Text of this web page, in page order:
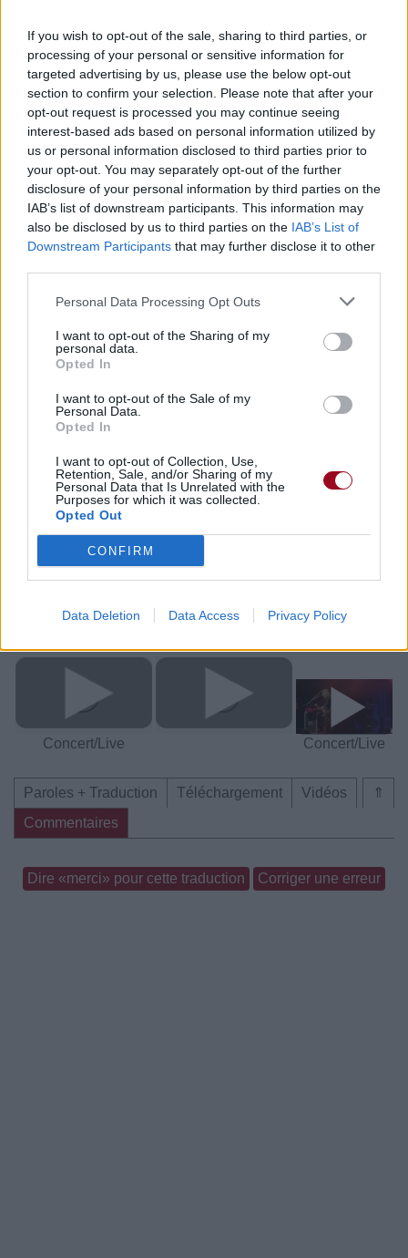
If you wish to opt-out of the sale, sharing to third parties, or
processing of your personal or sensitive information for
targeted advertising by us, please use the below opt-out
section to confirm your selection. Please note that after your
opt-out request is processed you may continue seeing
interest-based ads based on personal information utilized by
us or personal information disclosed to third parties prior to
your opt-out. You may separately opt-out of the further
disclosure of your personal information by third parties on the
IAB’s list of downstream participants. This information may
also be disclosed by us to third parties on the IAB’s List of
Downstream Participants that may further disclose it to other
Personal Data Processing Opt Outs
I want to opt-out of the Sharing of my
personal data.
Opted In
I want to opt-out of the Sale of my
Personal Data.
Opted In
I want to opt-out of Collection, Use,
Retention, Sale, and/or Sharing of my
Personal Data that Is Unrelated with the
Purposes for which it was collected.
Opted Out
CONFIRM
Data Deletion Data Access Privacy Policy
Publié parmeli melo 8888 3 3 5 le 12 février 2016 à
22h25.
Chanteurs :
Albums : Into the Wild Life
Paroles + Traduction Téléchargement
Vidéos
Commentaires
Pour prolonger le plaisir musical :
Vous aimez chanter, apprenez la guitare chez
Télécharger légalement les MP3 sur
Télécharger légalement les MP3 ou trouver le CD sur
Trouver des vinyles et des CD sur
Trouver un instrument de musique ou une partition au
meilleur prix sur
Paroles + Traduction
Voir la vidéo de «Dear daughter»
Concert/Live Concert/Live
⇑
Paroles + Traduction Téléchargement
Vidéos
Commentaires
Dire «merci» pour cette traduction Corriger une erreur